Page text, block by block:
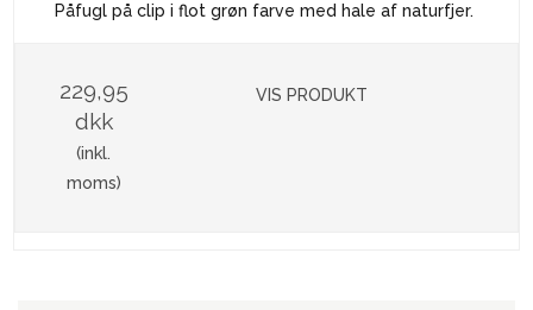
Påfugl på clip i flot grøn farve med hale af naturfjer.
229,95
dkk
(inkl.
moms)
VIS PRODUKT